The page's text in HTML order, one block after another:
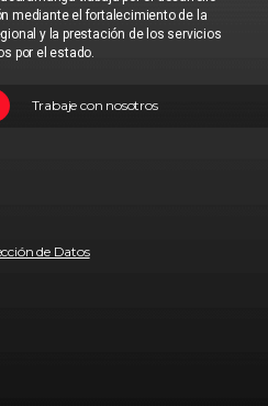
mediante el fortalecimiento de la
y la prestación de los servicios
por el estado.
Trabaje con nosotros
de Datos